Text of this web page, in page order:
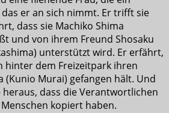
er an sich nimmt. Er trifft sie
dass sie Machiko Shima
und von ihrem Freund Shosaku
unterstützt wird. Er erfährt,
hinter dem Freizeitpark ihren
(Kunio Murai) gefangen hält. Und
dass die Verantwortlichen
kopiert haben.